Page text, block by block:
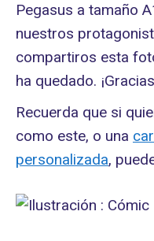
Pegasus a tamaño
nuestros
compartiros esta
ha quedado.
Recuerda que si
como este, o una
personalizada,